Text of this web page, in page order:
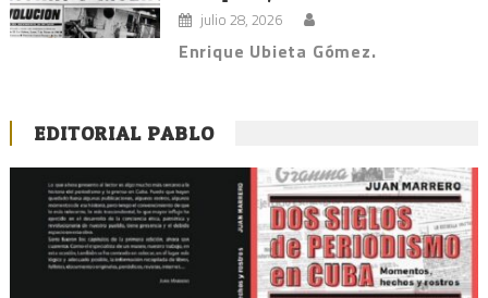
julio 28, 2026
Enrique Ubieta Gómez.
EDITORIAL PABLO